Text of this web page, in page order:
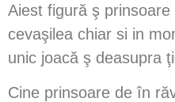
Aiest figură ş
cevaşilea chiar si in
unic joacă ş deasupra
Cine prinsoare de în